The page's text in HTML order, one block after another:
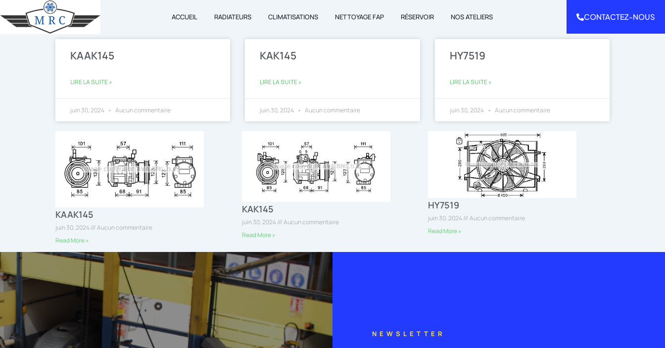
au
ACCUEIL RADIATEURS CLIMATISATIONS NETTOYAGE FAP RÉSERVOIR NOS ATELIERS CONTACTEZ-NOUS
KAAK145
LIRE LA SUITE »
juin 30, 2024 Aucun commentaire
KAK145
LIRE LA SUITE »
juin 30, 2024 Aucun commentaire
HY7519
LIRE LA SUITE »
juin 30, 2024 Aucun commentaire
KAAK145
juin 30, 2024
Aucun commentaire
Read More »
KAK145
juin 30, 2024
Aucun commentaire
Read More »
HY7519
juin 30, 2024
Aucun commentaire
Read More »
NEWSLETTER